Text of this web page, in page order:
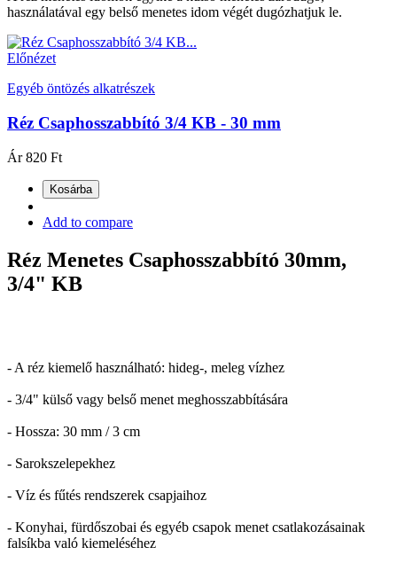
használatával egy belső menetes idom végét dugózhatjuk le.
Előnézet
Egyéb öntözés alkatrészek
Réz Csaphosszabbító 3/4 KB - 30 mm
Ár 820 Ft
Kosárba
Add to compare
Réz Menetes Csaphosszabbító 30mm,
3/4" KB
- A réz kiemelő használható: hideg-, meleg vízhez
- 3/4" külső vagy belső menet meghosszabbítására
- Hossza: 30 mm / 3 cm
- Sarokszelepekhez
- Víz és fűtés rendszerek csapjaihoz
- Konyhai, fürdőszobai és egyéb csapok menet csatlakozásainak
falsíkba való kiemeléséhez